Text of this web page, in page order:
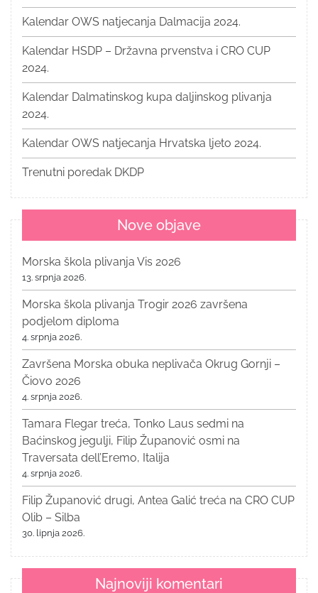
Kalendar OWS natjecanja Dalmacija 2024.
Kalendar HSDP – Državna prvenstva i CRO CUP
2024.
Kalendar Dalmatinskog kupa daljinskog plivanja
2024.
Kalendar OWS natjecanja Hrvatska ljeto 2024.
Trenutni poredak DKDP
Nove objave
Morska škola plivanja Vis 2026
13. srpnja 2026.
Morska škola plivanja Trogir 2026 završena
podjelom diploma
4. srpnja 2026.
Završena Morska obuka neplivača Okrug Gornji –
Čiovo 2026
4. srpnja 2026.
Tamara Flegar treća, Tonko Laus sedmi na
Baćinskog jegulji, Filip Županović osmi na
Traversata dell’Eremo, Italija
4. srpnja 2026.
Filip Županović drugi, Antea Galić treća na CRO CUP
Olib – Silba
30. lipnja 2026.
Najnoviji komentari